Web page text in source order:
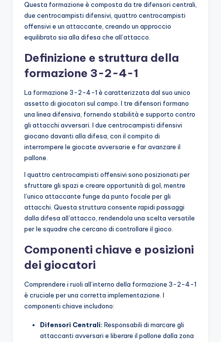
Questa formazione è composta da tre difensori centrali,
due centrocampisti difensivi, quattro centrocampisti
offensivi e un attaccante, creando un approccio
equilibrato sia alla difesa che all’attacco.
Definizione e struttura della
formazione 3-2-4-1
La formazione 3-2-4-1 è caratterizzata dal suo unico
assetto di giocatori sul campo. I tre difensori formano
una linea difensiva, fornendo stabilità e supporto contro
gli attacchi avversari. I due centrocampisti difensivi
giocano davanti alla difesa, con il compito di
interrompere le giocate avversarie e far avanzare il
pallone.
I quattro centrocampisti offensivi sono posizionati per
sfruttare gli spazi e creare opportunità di gol, mentre
l’unico attaccante funge da punto focale per gli
attacchi. Questa struttura consente rapidi passaggi
dalla difesa all’attacco, rendendola una scelta versatile
per le squadre che cercano di controllare il gioco.
Componenti chiave e posizioni
dei giocatori
Comprendere i ruoli all’interno della formazione 3-2-4-1
è cruciale per una corretta implementazione. I
componenti chiave includono:
Difensori Centrali: Responsabili di marcare gli
attaccanti avversari e liberare il pallone dalla zona